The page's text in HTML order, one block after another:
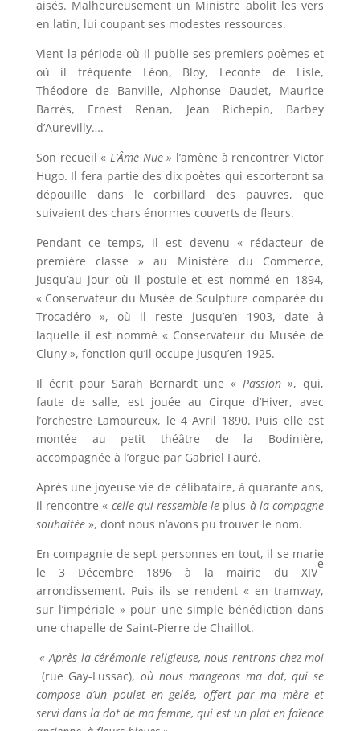
aisés. Malheureusement un Ministre abolit les vers
en latin, lui coupant ses modestes ressources.
Vient la période où il publie ses premiers poèmes et
où il fréquente Léon, Bloy, Leconte de Lisle,
Théodore de Banville, Alphonse Daudet, Maurice
Barrès, Ernest Renan, Jean Richepin, Barbey
d’Aurevilly….
Son recueil « L’Âme Nue » l’amène à rencontrer Victor
Hugo. Il fera partie des dix poètes qui escorteront sa
dépouille dans le corbillard des pauvres, que
suivaient des chars énormes couverts de fleurs.
Pendant ce temps, il est devenu « rédacteur de
première classe » au Ministère du Commerce,
jusqu’au jour où il postule et est nommé en 1894,
« Conservateur du Musée de Sculpture comparée du
Trocadéro », où il reste jusqu’en 1903, date à
laquelle il est nommé « Conservateur du Musée de
Cluny », fonction qu’il occupe jusqu’en 1925.
Il écrit pour Sarah Bernardt une «Passion », qui,
faute de salle, est jouée au Cirque d’Hiver, avec
l’orchestre Lamoureux, le 4 Avril 1890. Puis elle est
montée au petit théâtre de la Bodinière,
accompagnée à l’orgue par Gabriel Fauré.
Après une joyeuse vie de célibataire, à quarante ans,
il rencontre « celle qui ressemble le plus à la compagne
souhaitée », dont nous n’avons pu trouver le nom.
En compagnie de sept personnes en tout, il se marie
le 3 Décembre 1896 à la mairie du XIV
e
arrondissement. Puis ils se rendent « en tramway,
sur l’impériale » pour une simple bénédiction dans
une chapelle de Saint-Pierre de Chaillot.
« Après la cérémonie religieuse, nous rentrons chez moi
(rue Gay-Lussac),où nous mangeons ma dot, qui se
compose d’un poulet en gelée, offert par ma mère et
servi dans la dot de ma femme, qui est un plat en faïence